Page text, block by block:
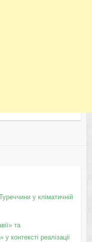
у кліматичній
та
контексті реалізації